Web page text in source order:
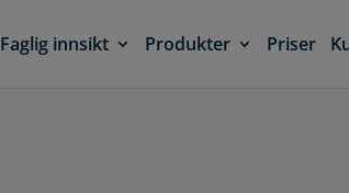
Faglig innsikt Produkter Priser